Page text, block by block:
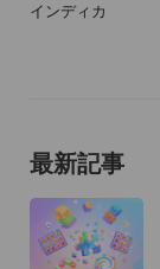
インディカ
最新記事